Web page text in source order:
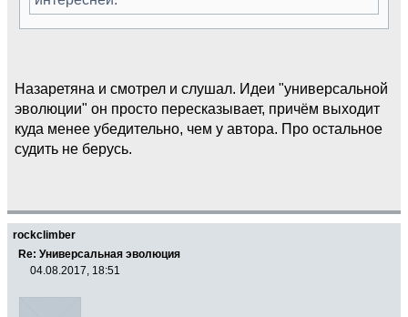
Назаретяна и смотрел и слушал. Идеи "универсальной
эволюции" он просто пересказывает, причём выходит
куда менее убедительно, чем у автора. Про остальное
судить не берусь.
rockclimber
Re: Универсальная эволюция
04.08.2017, 18:51